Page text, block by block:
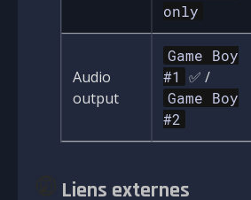
only
Audio
output
Game Boy
#1
✅ /
Game Boy
#2
Liens externes